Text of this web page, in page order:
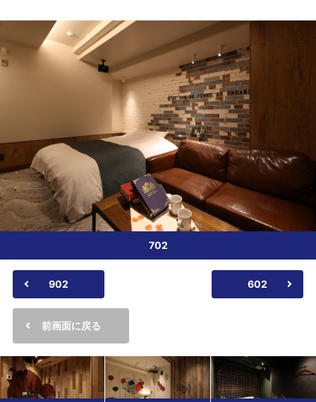
702
902 602
前画面に戻る